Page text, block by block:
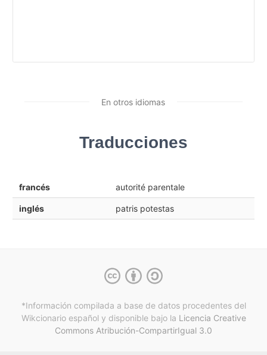
En otros idiomas
Traducciones
francés autorité parentale
inglés patris potestas
*Información compilada a base de datos procedentes del
Wikcionario español y disponible bajo la Licencia Creative
Commons Atribución-CompartirIgual 3.0